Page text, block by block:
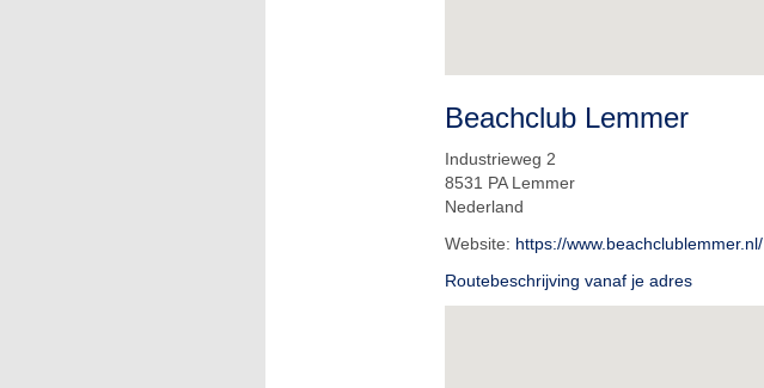
Beachclub Lemmer
Industrieweg 2
8531 PA Lemmer
Nederland
Website: https://www.beachclublemmer.nl/
Routebeschrijving vanaf je adres